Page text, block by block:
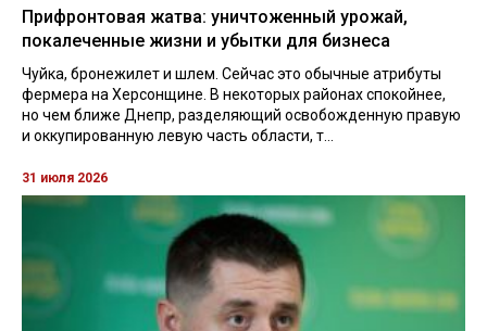
Прифронтовая жатва: уничтоженный урожай,
покалеченные жизни и убытки для бизнеса
Чуйка, бронежилет и шлем. Сейчас это обычные атрибуты
фермера на Херсонщине. В некоторых районах спокойнее,
но чем ближе Днепр, разделяющий освобожденную правую
и оккупированную левую часть области, т...
31 июля 2026